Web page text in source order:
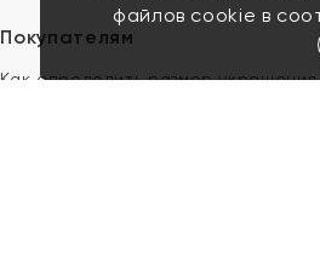
Покупателям
Как определить размер украшения
файлов cookie в